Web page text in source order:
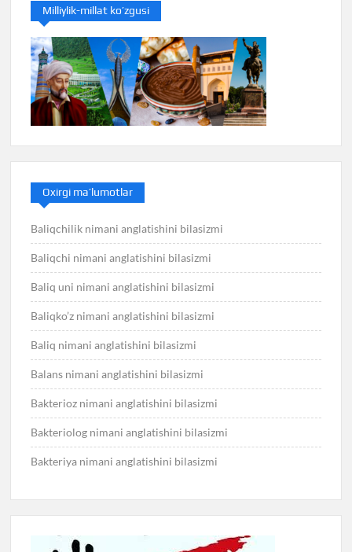
Milliylik-millat ko’zgusi
Oxirgi ma’lumotlar
Baliqchilik nimani anglatishini bilasizmi
Baliqchi nimani anglatishini bilasizmi
Baliq uni nimani anglatishini bilasizmi
Baliqko’z nimani anglatishini bilasizmi
Baliq nimani anglatishini bilasizmi
Balans nimani anglatishini bilasizmi
Bakterioz nimani anglatishini bilasizmi
Bakteriolog nimani anglatishini bilasizmi
Bakteriya nimani anglatishini bilasizmi